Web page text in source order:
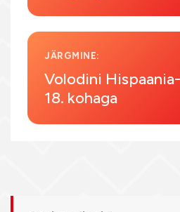
JÄRGMINE:
Volodini
18. kohaga